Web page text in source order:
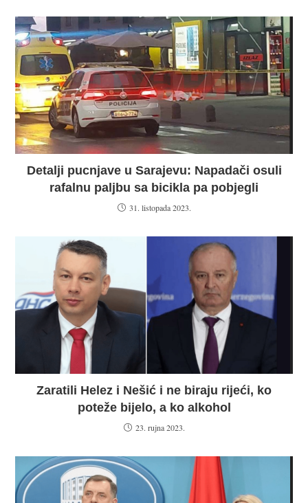
Detalji pucnjave u Sarajevu: Napadači osuli
rafalnu paljbu sa bicikla pa pobjegli
31. listopada 2023.
Zaratili Helez i Nešić i ne biraju rijeći, ko
poteže bijelo, a ko alkohol
23. rujna 2023.